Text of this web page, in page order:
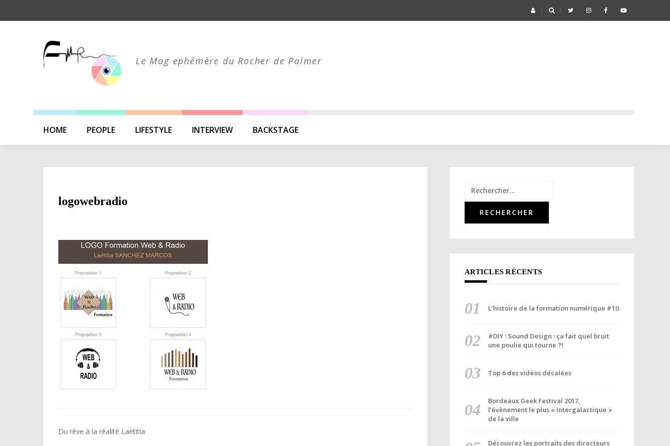
to
Le Mag ephémère du Rocher de Palmer
HOME PEOPLE LIFESTYLE INTERVIEW BACKSTAGE
logowebradio
Navigation
Du rêve à la réalité Laëtitia
Rechercher :
ARTICLES RÉCENTS
L’histoire de la formation numérique #10
#DIY : Sound Design : ça fait quel bruit
une poulie qui tourne ?!
Top 6 des vidéos décalées
Bordeaux Geek Festival 2017,
l’évènement le plus « intergalactique »
de la ville
Découvrez les portraits des directeurs